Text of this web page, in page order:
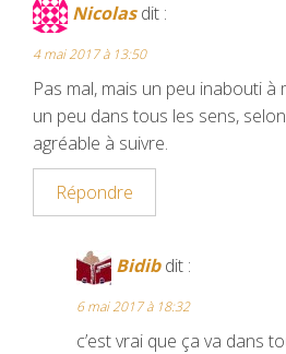
Nicolas dit :
4 mai 2017 à 13:50
Pas mal, mais un peu inabouti à
un peu dans tous les sens,
agréable à suivre.
Répondre
Bidib dit :
6 mai 2017 à 18:32
c’est vrai que ça va dans